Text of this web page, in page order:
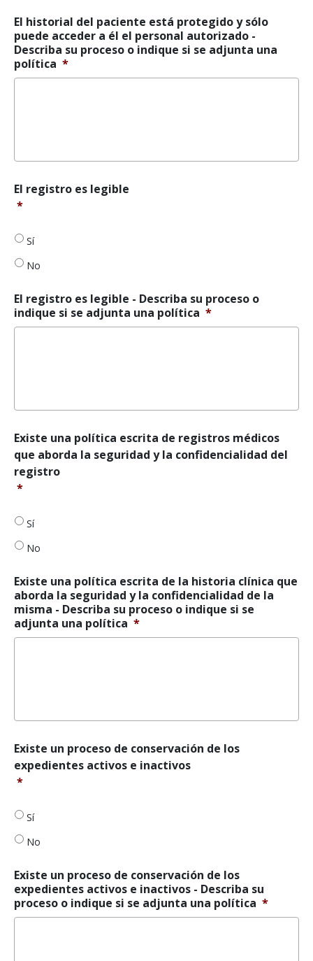
sólo
para
el
personal
autorizado *
El historial del paciente está protegido y sólo
puede acceder a él el personal autorizado -
Describa su proceso o indique si se adjunta una
política *
El
registro
El registro es legible
*
Sí
No
El registro es legible - Describa su proceso o
indique si se adjunta una política *
Existe
una
política
escrita
de
médicos
aborda
seguridad
y
la
confidencialidad
del
Existe una política escrita de registros médicos
que aborda la seguridad y la confidencialidad del
registro
*
Sí
No
Existe una política escrita de la historia clínica que
aborda la seguridad y la confidencialidad de la
misma - Describa su proceso o indique si se
adjunta una política *
Existe
un
proceso
de
los
expedientes
e
inactivos *
Existe un proceso de conservación de los
expedientes activos e inactivos
*
Sí
No
Existe un proceso de conservación de los
expedientes activos e inactivos - Describa su
proceso o indique si se adjunta una política *